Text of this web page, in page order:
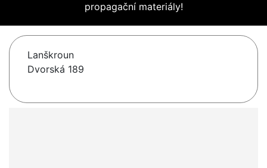
propagační materiály!
Lanškroun
Dvorská 189